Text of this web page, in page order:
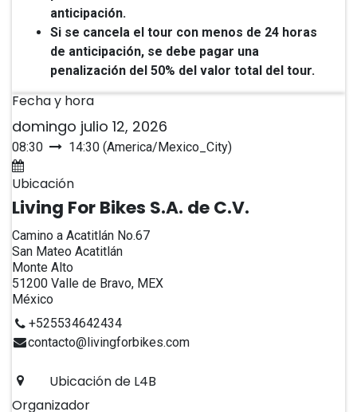
anticipación.
Si se cancela el tour con menos de 24 horas
de anticipación, se debe pagar una
penalización del 50% del valor total del tour.
Fecha y hora
domingo julio 12, 2026
08:30 14:30 (America/Mexico_City)
Ubicación
Living For Bikes S.A. de C.V.
Camino a Acatitlán No.67
San Mateo Acatitlán
Monte Alto
51200 Valle de Bravo, MEX
México
+525534642434
contacto@livingforbikes.com
Ubicación de L4B
Organizador